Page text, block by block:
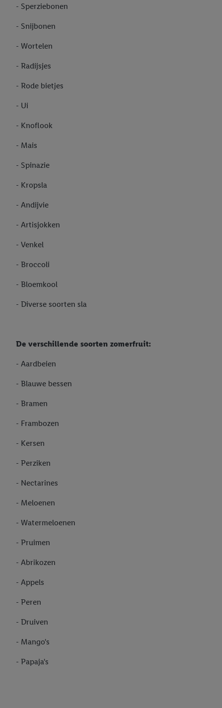
- Sperziebonen
- Snijbonen
- Wortelen
- Radijsjes
- Rode bietjes
- Ui
- Knoflook
- Mais
- Spinazie
- Kropsla
- Andijvie
- Artisjokken
- Venkel
- Broccoli
- Bloemkool
- Diverse soorten sla
De verschillende soorten zomerfruit:
- Aardbeien
- Blauwe bessen
- Bramen
- Frambozen
- Kersen
- Perziken
- Nectarines
- Meloenen
- Watermeloenen
- Pruimen
- Abrikozen
- Appels
- Peren
- Druiven
- Mango's
- Papaja's